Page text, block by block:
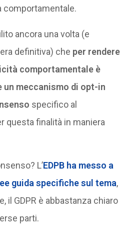
comportamentale.
ancora una volta (e
definitiva) che per rendere
comportamentale è
un meccanismo di opt-in
specifico al
questa finalità in maniera
L’EDPB ha messo a
guida specifiche sul tema,
il GDPR è abbastanza chiaro
parti.